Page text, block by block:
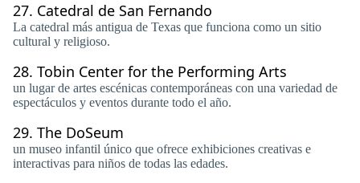
27. Catedral de San Fernando
La catedral más antigua de Texas que funciona como un sitio
cultural y religioso.
28. Tobin Center for the Performing Arts
un lugar de artes escénicas contemporáneas con una variedad de
espectáculos y eventos durante todo el año.
29. The DoSeum
un museo infantil único que ofrece exhibiciones creativas e
interactivas para niños de todas las edades.